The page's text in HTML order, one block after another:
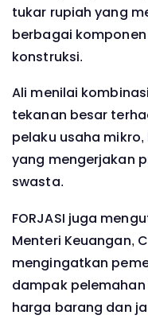
tukar rupiah yang
berbagai
konstruksi.
Ali menilai
tekanan besar
pelaku usaha mikro,
yang mengerjakan
swasta.
FORJASI juga
Menteri Keuangan,
mengingatkan
dampak
harga barang dan